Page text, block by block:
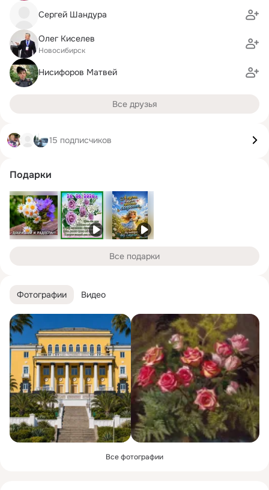
Фотографии Видео
Все фотографии
Сергей Шандура
Олег Киселев
Новосибирск
Нисифоров Матвей
Все друзья
15 подписчиков
Подарки
Все подарки